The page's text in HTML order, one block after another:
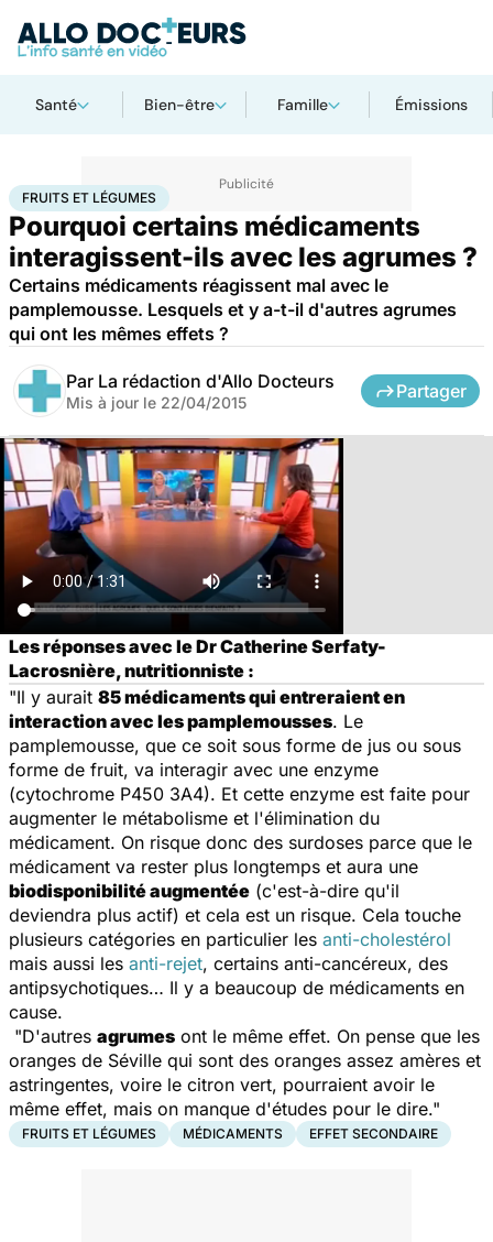
Santé Bien-être Famille Émissions
AccueilSanté Médicaments Fruits et légumes
FRUITS ET LÉGUMES
Pourquoi certains médicaments
interagissent-ils avec les agrumes ?
Certains médicaments réagissent mal avec le
pamplemousse. Lesquels et y a-t-il d'autres agrumes
qui ont les mêmes effets ?
Par La rédaction d'Allo Docteurs
Mis à jour le 22/04/2015
Partager
Les réponses avec le Dr Catherine Serfaty-
Lacrosnière, nutritionniste :
"Il y aurait 85 médicaments qui entreraient en
interaction avec les pamplemousses. Le
pamplemousse, que ce soit sous forme de jus ou sous
forme de fruit, va interagir avec une enzyme
(cytochrome P450 3A4). Et cette enzyme est faite pour
augmenter le métabolisme et l'élimination du
médicament. On risque donc des surdoses parce que le
médicament va rester plus longtemps et aura une
biodisponibilité augmentée (c'est-à-dire qu'il
deviendra plus actif) et cela est un risque. Cela touche
plusieurs catégories en particulier les anti-cholestérol
mais aussi les anti-rejet, certains anti-cancéreux, des
antipsychotiques… Il y a beaucoup de médicaments en
cause.
"D'autres agrumes ont le même effet. On pense que les
oranges de Séville qui sont des oranges assez amères et
astringentes, voire le citron vert, pourraient avoir le
même effet, mais on manque d'études pour le dire."
FRUITS ET LÉGUMES MÉDICAMENTS EFFET SECONDAIRE